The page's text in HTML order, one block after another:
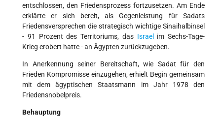
entschlossen, den Friedensprozess fortzusetzen. Am Ende
erklärte er sich bereit, als Gegenleistung für Sadats
Friedensversprechen die strategisch wichtige Sinaihalbinsel
- 91 Prozent des Territoriums, das Israel
im Sechs-Tage-
Krieg erobert hatte - an Ägypten zurückzugeben.
In Anerkennung seiner Bereitschaft, wie Sadat für den
Frieden Kompromisse einzugehen, erhielt Begin gemeinsam
mit dem ägyptischen Staatsmann im Jahr 1978 den
Friedensnobelpreis.
Behauptung